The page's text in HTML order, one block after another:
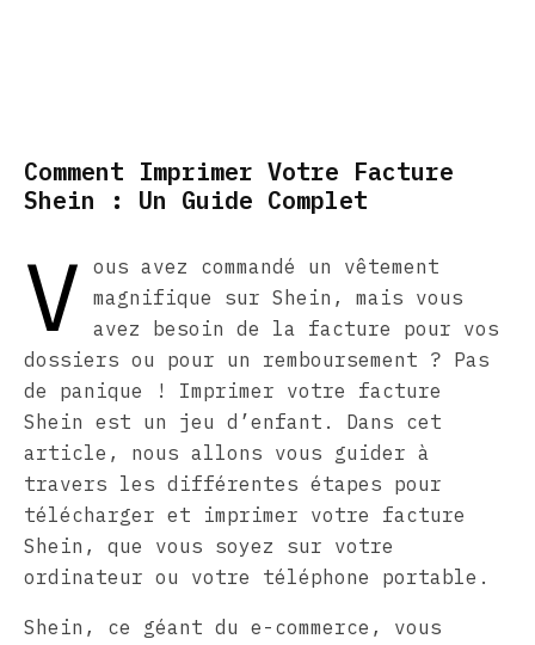
Comment Imprimer Votre Facture
Shein : Un Guide Complet
V
ous avez commandé un vêtement
magnifique sur Shein, mais vous
avez besoin de la facture pour vos
dossiers ou pour un remboursement ? Pas
de panique ! Imprimer votre facture
Shein est un jeu d’enfant. Dans cet
article, nous allons vous guider à
travers les différentes étapes pour
télécharger et imprimer votre facture
Shein, que vous soyez sur votre
ordinateur ou votre téléphone portable.
Shein, ce géant du e-commerce, vous